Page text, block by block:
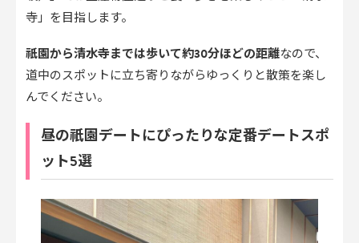
寺」を目指します。
祇園から清水寺までは歩いて約30分ほどの距離なので、
道中のスポットに立ち寄りながらゆっくりと散策を楽し
んでください。
昼の祇園デートにぴったりな定番デートスポ
ット5選